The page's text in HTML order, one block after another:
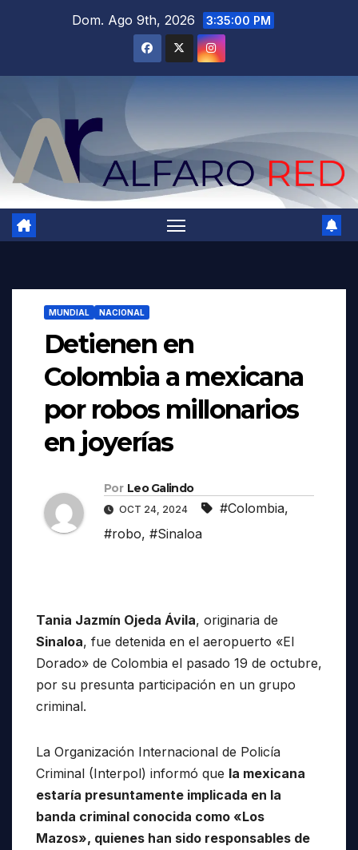
Dom. Ago 9th, 2026 3:35:01 PM
MUNDIAL NACIONAL
Detienen en
Colombia a mexicana
por robos millonarios
en joyerías
Por Leo Galindo
OCT 24, 2024 #Colombia,
#robo, #Sinaloa
Tania Jazmín Ojeda Ávila, originaria de
Sinaloa, fue detenida en el aeropuerto «El
Dorado» de Colombia el pasado 19 de octubre,
por su presunta participación en un grupo
criminal.
La Organización Internacional de Policía
Criminal (Interpol) informó que la mexicana
estaría presuntamente implicada en la
banda criminal conocida como «Los
Mazos», quienes han sido responsables de